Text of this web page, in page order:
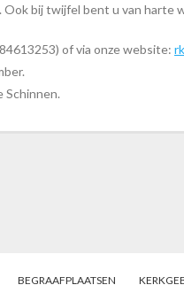
bij twijfel bent u van harte
of via onze website:
Schinnen.
BEGRAAFPLAATSEN